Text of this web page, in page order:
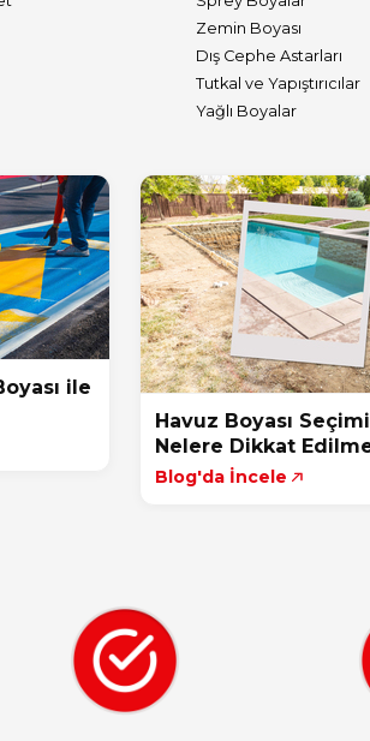
Zemin Boyası
Dış Cephe Astarları
Tutkal ve Yapıştırıcılar
Yağlı Boyalar
ile
Havuz Boyası
Nelere Dikkat
Blog'da İncele